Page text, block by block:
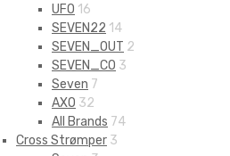
UFO 16
SEVEN22 14
SEVEN_OUT 2
SEVEN_CO 3
Seven 7
AXO 32
All Brands 74
Cross Strømper 3